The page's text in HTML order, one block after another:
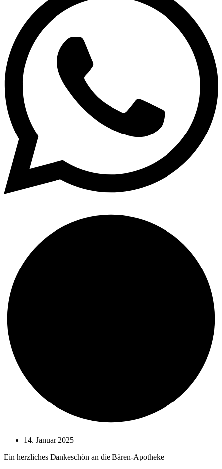
14. Januar 2025
Ein herzliches Dankeschön an die Bären-Apotheke